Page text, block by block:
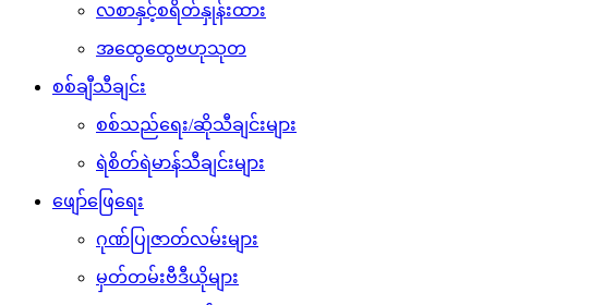
လစာနှင့်စရိတ်နှုန်းထား
အထွေထွေဗဟုသုတ
စစ်ချီသီချင်း
စစ်သည်ရေး/ဆိုသီချင်းများ
ရဲစိတ်ရဲမာန်သီချင်းများ
ဖျော်ဖြေရေး
ဂုဏ်ပြုဇာတ်လမ်းများ
မှတ်တမ်းဗီဒီယိုများ